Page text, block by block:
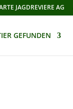
JAGDREVIERE AG
GEFUNDEN